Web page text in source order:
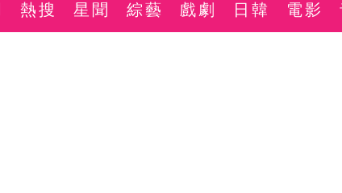
熱搜 星聞 綜藝 戲劇 日韓 電影